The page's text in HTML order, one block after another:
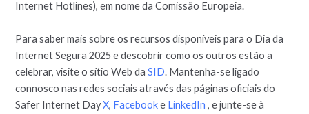
Internet Hotlines), em nome da Comissão Europeia.
Para saber mais sobre os recursos disponíveis para o Dia da
Internet Segura 2025 e descobrir como os outros estão a
celebrar, visite o sítio Web daSID. Mantenha-se ligado
connosco nas redes sociais através das páginas oficiais do
Safer Internet DayX, Facebooke LinkedIn , e junte-se à